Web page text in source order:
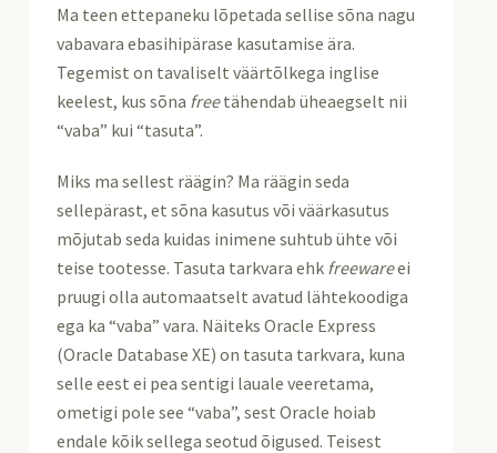
Ma teen ettepaneku lõpetada sellise sõna nagu
vabavara ebasihipärase kasutamise ära.
Tegemist on tavaliselt väärtõlkega inglise
keelest, kus sõna freetähendab üheaegselt nii
“vaba” kui “tasuta”.
Miks ma sellest räägin? Ma räägin seda
sellepärast, et sõna kasutus või väärkasutus
mõjutab seda kuidas inimene suhtub ühte või
teise tootesse. Tasuta tarkvara ehk freewareei
pruugi olla automaatselt avatud lähtekoodiga
ega ka “vaba” vara. Näiteks Oracle Express
(Oracle Database XE) on tasuta tarkvara, kuna
selle eest ei pea sentigi lauale veeretama,
ometigi pole see “vaba”, sest Oracle hoiab
endale kõik sellega seotud õigused. Teisest